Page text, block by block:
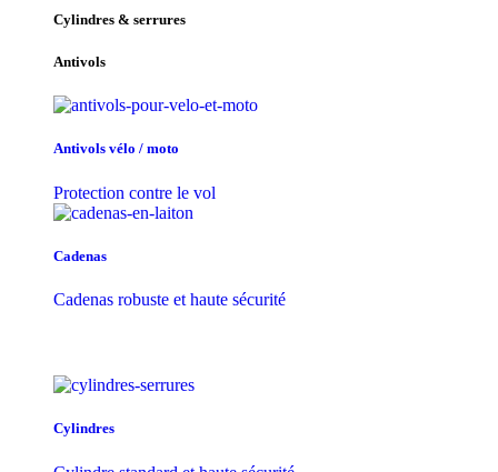
Cylindres & serrures
Antivols
Antivols vélo / moto
Protection contre le vol
Cadenas
Cadenas robuste et haute sécurité
Cylindres